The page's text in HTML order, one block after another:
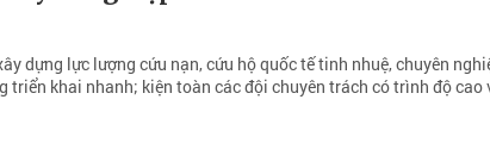
dựng lực lượng cứu nạn, cứu hộ quốc tế tinh nhuệ, chuyên
triển khai nhanh; kiện toàn các đội chuyên trách có trình độ cao